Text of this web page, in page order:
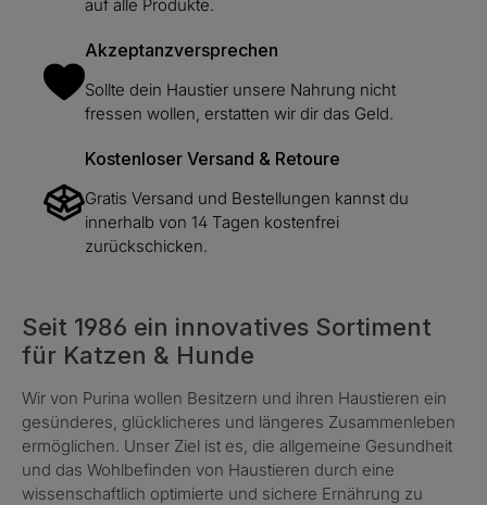
auf alle Produkte.
Akzeptanzversprechen
Sollte dein Haustier unsere Nahrung nicht
fressen wollen, erstatten wir dir das Geld.
Kostenloser Versand & Retoure
Gratis Versand und Bestellungen kannst du
innerhalb von 14 Tagen kostenfrei
zurückschicken.
Seit 1986 ein innovatives Sortiment
für Katzen & Hunde
Wir von Purina wollen Besitzern und ihren Haustieren ein
gesünderes, glücklicheres und längeres Zusammenleben
ermöglichen. Unser Ziel ist es, die allgemeine Gesundheit
und das Wohlbefinden von Haustieren durch eine
wissenschaftlich optimierte und sichere Ernährung zu